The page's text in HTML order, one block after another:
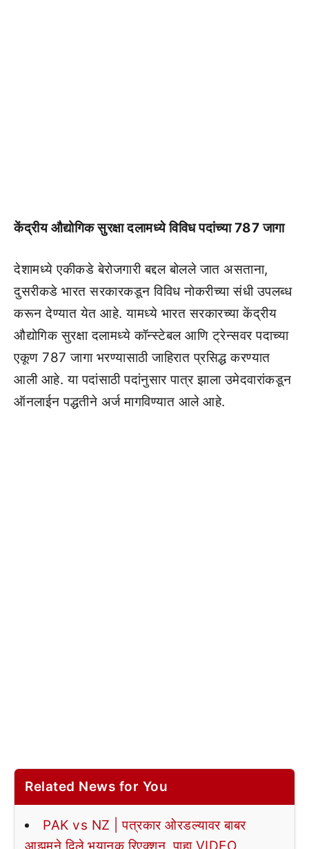
केंद्रीय औद्योगिक सुरक्षा दलामध्ये विविध पदांच्या 787 जागा
देशामध्ये एकीकडे बेरोजगारी बद्दल बोलले जात असताना,
दुसरीकडे भारत सरकारकडून विविध नोकरीच्या संधी उपलब्ध
करून देण्यात येत आहे. यामध्ये भारत सरकारच्या केंद्रीय
औद्योगिक सुरक्षा दलामध्ये कॉन्स्टेबल आणि ट्रेन्सवर पदाच्या
एकूण 787 जागा भरण्यासाठी जाहिरात प्रसिद्ध करण्यात
आली आहे. या पदांसाठी पदांनुसार पात्र झाला उमेदवारांकडून
ऑनलाईन पद्धतीने अर्ज मागविण्यात आले आहे.
Related News for You
PAK vs NZ | पत्रकार ओरडल्यावर बाबर
आझमने दिले भयानक रिएक्शन, पाहा VIDEO